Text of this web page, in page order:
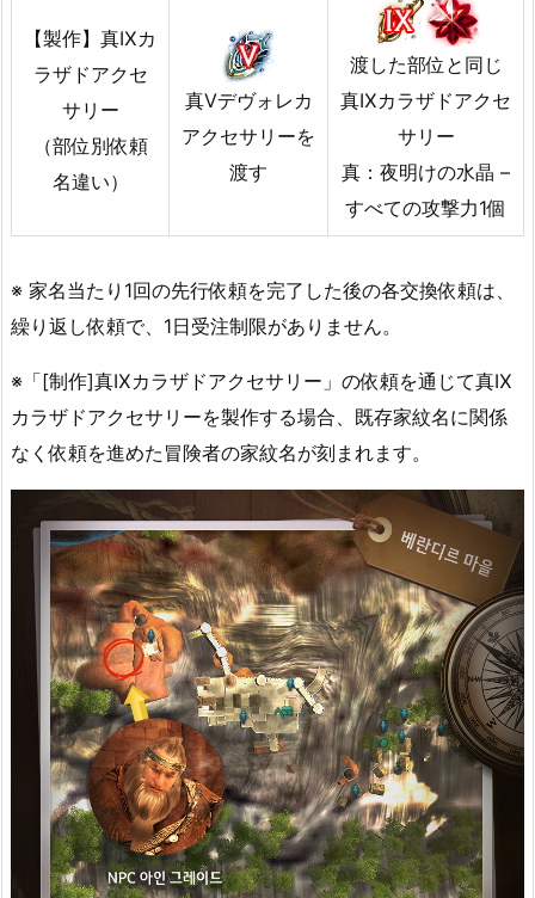
【製作】真Ⅸカ
ラザドアクセ
サリー
（部位別依頼
名違い）
真Ⅴデヴォレカ
アクセサリーを
渡す
渡した部位と同じ
真Ⅸカラザドアクセ
サリー
真：夜明けの水晶 –
すべての攻撃力1個
※ 家名当たり1回の先行依頼を完了した後の各交換依頼は、
繰り返し依頼で、1日受注制限がありません。
※「[制作]真Ⅸカラザドアクセサリー」の依頼を通じて真Ⅸ
カラザドアクセサリーを製作する場合、既存家紋名に関係
なく依頼を進めた冒険者の家紋名が刻まれます。